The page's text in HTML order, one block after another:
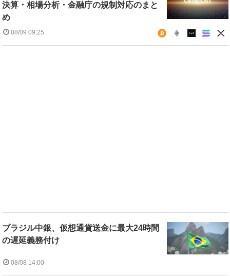
決算・相場分析・金融庁の規制対応のまと
め
08/09 09:25
ブラジル中銀、仮想通貨送金に最大24時間
の遅延義務付け
08/08 14:00